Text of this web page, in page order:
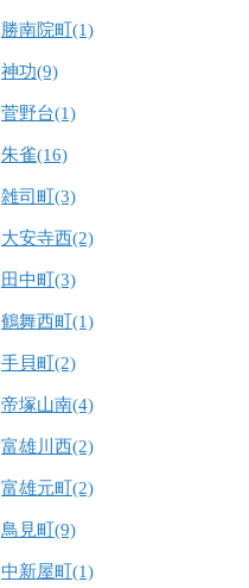
勝南院町(1)
神功(9)
菅野台(1)
朱雀(16)
雑司町(3)
大安寺西(2)
田中町(3)
鶴舞西町(1)
手貝町(2)
帝塚山南(4)
富雄川西(2)
富雄元町(2)
鳥見町(9)
中新屋町(1)